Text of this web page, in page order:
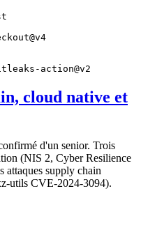
action@v2
cloud native et
d'un senior. Trois
(NIS 2, Cyber Resilience
attaques supply chain
utils CVE-2024-3094).